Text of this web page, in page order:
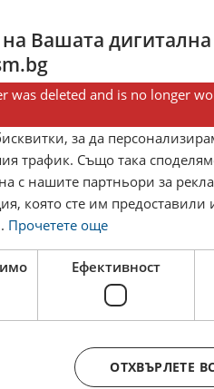
се с
Вашата
was deleted and is no longer
за да
трафик. Също така
с нашите партньори за
която сте им
Прочетете още
Ефективност
ОТХВЪРЛЕТЕ